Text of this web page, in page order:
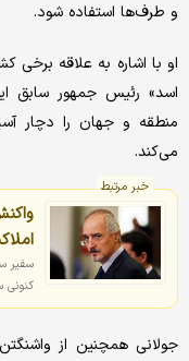
و طرف‌ها استفاده شود.
او با اشاره به علاقه
اسد» رئیس جمهور سابق
منطقه و جهان را دچار
می‌کند.
خبر مرتبط
سفیر
کنونی
جولانی همچنین از